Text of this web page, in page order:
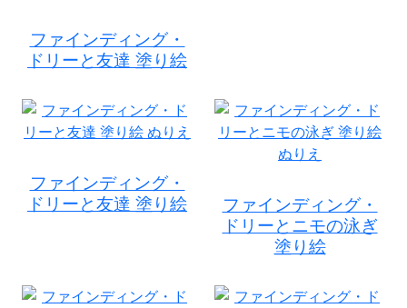
ファインディング・
ドリーと友達 塗り絵
ファインディング・
ドリーと友達 塗り絵
ファインディング・
ドリーとニモの泳ぎ
塗り絵